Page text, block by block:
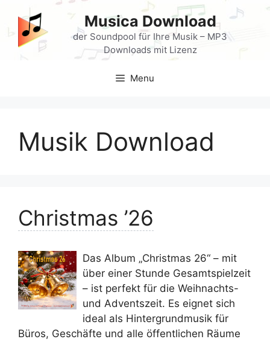
content
Musica Download
der Soundpool für Ihre Musik – MP3
Downloads mit Lizenz
Menu
Musik Download
Christmas ’26
Das Album „Christmas 26“ – mit
über einer Stunde Gesamtspielzeit
– ist perfekt für die Weihnachts-
und Adventszeit. Es eignet sich
ideal als Hintergrundmusik für
Büros, Geschäfte und alle öffentlichen Räume